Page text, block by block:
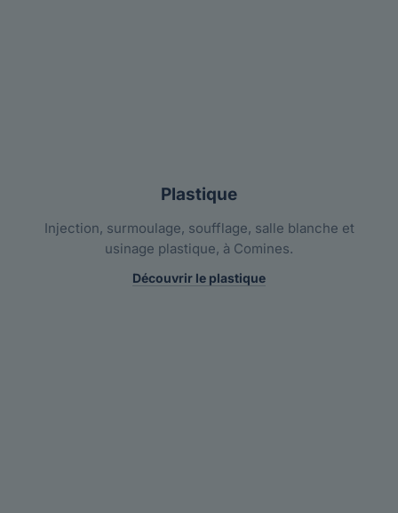
Plastique
Injection, surmoulage, soufflage, salle blanche et
usinage plastique, à Comines.
Découvrir le plastique